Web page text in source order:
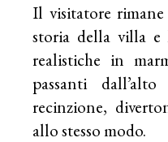
Il visitatore
storia della villa e
realistiche in
passanti
recinzione,
allo stesso modo.